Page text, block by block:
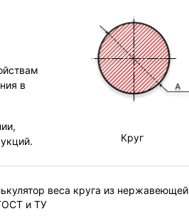
Круг
в
веса круга из нержавеющей
и ТУ